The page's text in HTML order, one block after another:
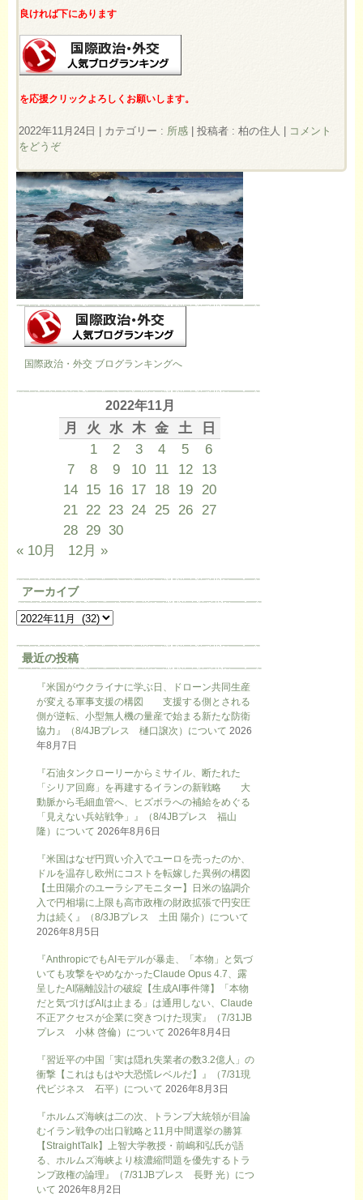
良ければ下にあります
を応援クリックよろしくお願いします。
2022年11月24日 | カテゴリー : 所感 | 投稿者 : 柏の住人 | コメント
をどうぞ
国際政治・外交 ブログランキングへ
2022年11月
月 火 水 木 金 土
日
1
2 3 4 5
6
7
8 9 10 11 12
13
14 15 16 17 18 19
20
21 22 23 24 25 26
27
28 29 30
« 10月
12月 »
アーカイブ
最近の投稿
『米国がウクライナに学ぶ日、ドローン共同生産
が変える軍事支援の構図 支援する側とされる
側が逆転、小型無人機の量産で始まる新たな防衛
協力』（8/4JBプレス 樋口譲次）について 2026
年8月7日
『石油タンクローリーからミサイル、断たれた
「シリア回廊」を再建するイランの新戦略 大
動脈から毛細血管へ、ヒズボラへの補給をめぐる
「見えない兵站戦争」』（8/4JBプレス 福山
隆）について 2026年8月6日
『米国はなぜ円買い介入でユーロを売ったのか、
ドルを温存し欧州にコストを転嫁した異例の構図
【土田陽介のユーラシアモニター】日米の協調介
入で円相場に上限も高市政権の財政拡張で円安圧
力は続く』（8/3JBプレス 土田 陽介）について
2026年8月5日
『AnthropicでもAIモデルが暴走、「本物」と気づ
いても攻撃をやめなかったClaude Opus 4.7、露
呈したAI隔離設計の破綻【生成AI事件簿】「本物
だと気づけばAIは止まる」は通用しない、Claude
不正アクセスが企業に突きつけた現実』（7/31JB
プレス 小林 啓倫）について 2026年8月4日
『習近平の中国「実は隠れ失業者の数3.2億人」の
衝撃【これはもはや大恐慌レベルだ】』（7/31現
代ビジネス 石平）について 2026年8月3日
『ホルムズ海峡は二の次、トランプ大統領が目論
むイラン戦争の出口戦略と11月中間選挙の勝算
【StraightTalk】上智大学教授・前嶋和弘氏が語
る、ホルムズ海峡より核濃縮問題を優先するトラ
ンプ政権の論理』（7/31JBプレス 長野 光）につ
いて 2026年8月2日